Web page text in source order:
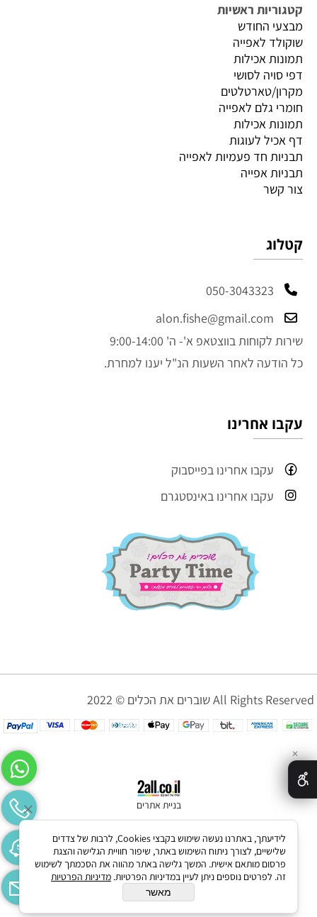
קטגוריות ראשיות
מבצעי החודש
שוקולד לאפייה
תמונות אכילות
דפי סויה לסושי
מקרון/טארטלטים
חומרי גלם לאפייה
תמונות אכילות
דף אכיל לעוגות
תבניות חד פעמיות לאפייה
תבניות אפייה
צור קשר
קטלוג
050-3043323
alon.fishe@gmail.com
שירות לקוחות בווצטאפ א'- ה' 9:00-14:00
כל הודעה לאחר השעות הנ"ל יענו למחרת.
עקבו אחרינו
עקבו אחרינו בפייסבוק
עקבו אחרינו באינסטגרם
שוברים את הכלים © 2022 All Rights Reserved
בניית אתרים
✕
לידיעתך, באתרנו נעשה שימוש בקבצי Cookies, לרבות של צדדים
שלישיים, לצורך ניתוח השימוש באתר, שיפור חוויית הגלישה והצגת
פרסום מותאם אישית. המשך גלישה באתר מהווה את הסכמתך לשימוש
זה. לפרטים נוספים ניתן לעיין במדיניות הפרטיות. מדיניות הפרטיות
מאשר